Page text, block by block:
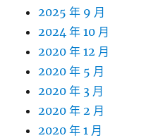
2025 年 9 月
2024 年 10 月
2020 年 12 月
2020 年 5 月
2020 年 3 月
2020 年 2 月
2020 年 1 月